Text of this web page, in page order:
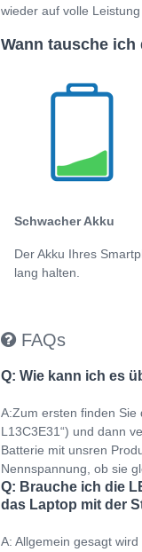
wieder auf volle
Wann tausche ich
Schwacher Akku
Der Akku Ihres
lang halten.
FAQs
Q: Wie kann ich es
A:Zum ersten finden Sie
L13C3E31“) und dann
Batterie mit unsren
Nennspannung, ob sie
Q: Brauche ich die
das Laptop mit der
A: Allgemein gesagt